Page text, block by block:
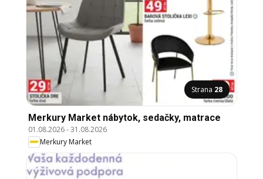
Strana 28
Merkury Market nábytok, sedačky, matrace
01.08.2026-31.08.2026
Merkury Market